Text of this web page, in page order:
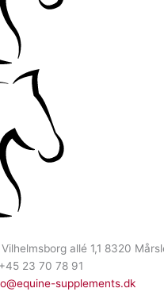
allé 1,1 8320
23 70 78 91
supplements.dk